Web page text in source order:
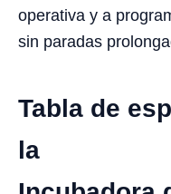
operativa y a
sin paradas
Tabla de
la